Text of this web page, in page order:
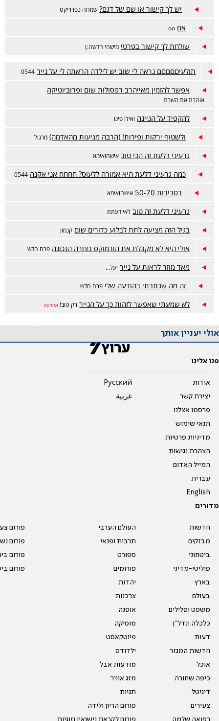
יש לך קישור או שם של דגם? שמחה כפרוייקט
אם oo
שולחת לך קישור בפרטי מישהי חדשה:)
תולעיםםםםם נראה לי שוב יש לילדה הראתה לי על נייר 0544
אפשר להזמין מאייהרב רפסולות שום ופרוביוטיקה
אוהבת את השבת
להקפיד על הגיינה ואילו פינו
ולשטוף ירקות ופירות! (הרבה מגיעות מהאדמה) מרגול
גרעיני דלעת זה הכי טוב אישהואימא
כמה גרעיני דלעת היא אמורה ללעוס? חחחח אני אקנה 0544
בסביבות 50-70 אישהואימא
גרעיני דלעת זה טוב לאיודעתת
בגיל הזה מציעה לתת לבלוע כדורים שום קנמון
אולי היא לא מקבלת את הורמוקס בצורה הנכונה פרח חדש
מאד מוזר לראות על נייר יעל...
זה מה שכתבתי בהודעה שלי פרח חדש
לא שמעתי שאפשר לזהות כך על הנייר רק טוב! אחרונה
אולי יעניין אותך
פנו אלינו
אודות
יצירת קשר
פרסמו אצלנו
תנאי שימוש
מדיניות פרטיות
הצהרת נגישות
המייל האדום
עברית
English
Pусский
عربية
מדורים
חדשות
מבזקים
ביטחוני
פוליטי-מדיני
בארץ
בעולם
משפט ופלילים
כלכלה ונדל"ן
דעות
חדשות המגזר
אוכל
כיפה שחורה
דיגיטל
צעירים
העולם הערבי
תרבות ופנאי
ספורט
פורומים
יהדות
צרכנות
אופנה
מוסיקה
פיוטקאסט
ילדודס
מודעות אבל
מזג אוויר
תגיות
פורום הריון ולידה
פורום
פורום
פורום
פורום